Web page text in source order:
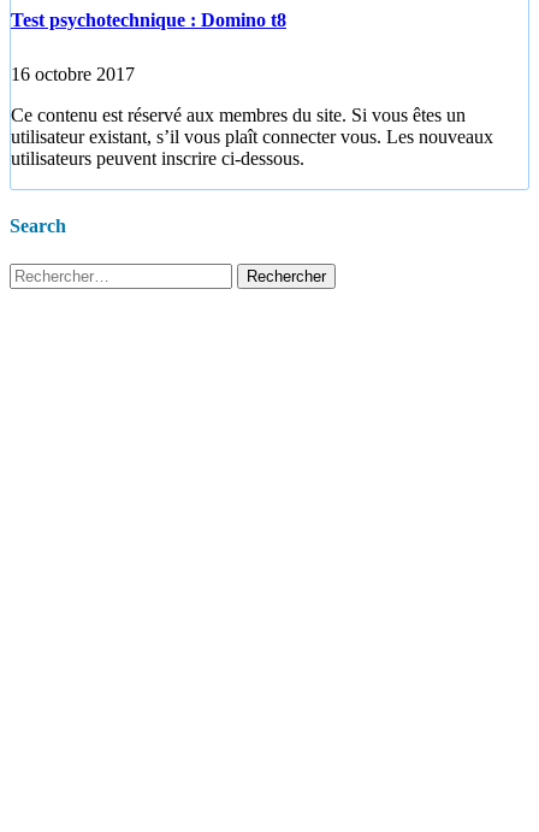
Test psychotechnique : Domino t8
16 octobre 2017
Ce contenu est réservé aux membres du site. Si vous êtes un
utilisateur existant, s’il vous plaît connecter vous. Les nouveaux
utilisateurs peuvent inscrire ci-dessous.
Search
Rechercher :